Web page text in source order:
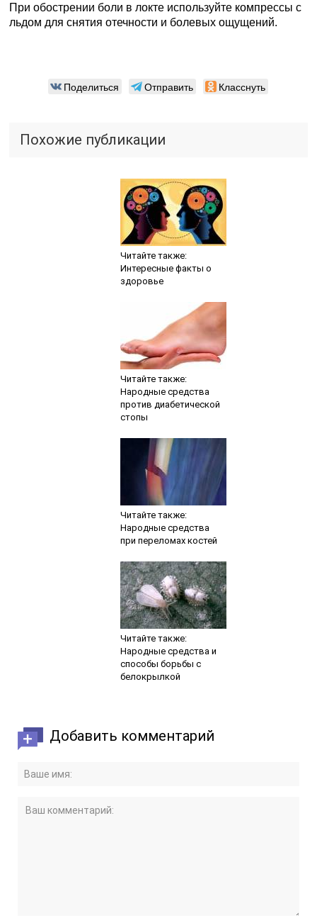
При обострении боли в локте используйте компрессы с
льдом для снятия отечности и болевых ощущений.
Поделиться Отправить Класснуть
Похожие публикации
Читайте также:
Интересные факты о
здоровье
Читайте также:
Народные средства
против диабетической
стопы
Читайте также:
Народные средства
при переломах костей
Читайте также:
Народные средства и
способы борьбы с
белокрылкой
Добавить комментарий